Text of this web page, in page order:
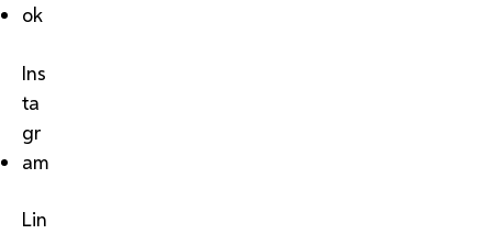
ok
Ins
ta
gr
am
Lin